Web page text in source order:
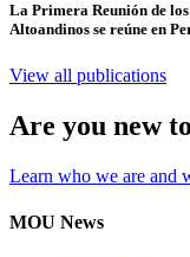
La Primera Reunión de
Altoandinos se reúne en
View all publications
Are you new
Learn who we are and
MOU News